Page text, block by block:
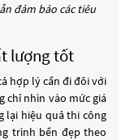
đảm bảo các tiêu
lượng tốt
hợp lý cần đi đôi với
chỉ nhìn vào mức giá
lại hiệu quả thi công
trình bền đẹp theo